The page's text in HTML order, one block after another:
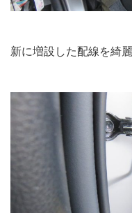
新に増設した配線を綺